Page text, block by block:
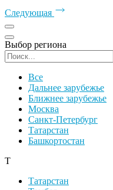
Следующая
Выбор региона
Все
Дальнее зарубежье
Ближнее зарубежье
Москва
Санкт-Петербург
Татарстан
Башкортостан
Т
Татарстан